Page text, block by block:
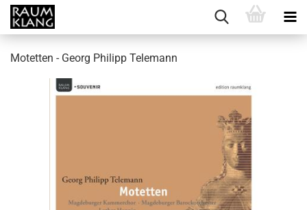
Motetten - Georg Philipp Telemann